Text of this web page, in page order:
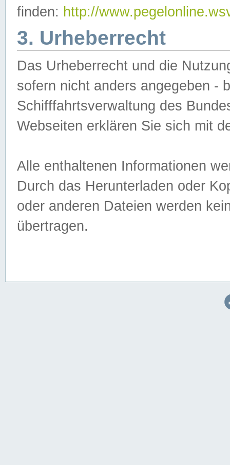
finden: http://
3. Urheberrecht
Das Urheberrecht und die
sofern nicht anders angegeben -
Schifffahrtsverwaltung des
Webseiten erklären Sie sich mit
Alle enthaltenen Informationen
Durch das Herunterladen oder
oder anderen Dateien werden
übertragen.